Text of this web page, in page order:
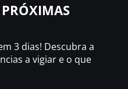
3 dias! Descubra a
a vigiar e o que